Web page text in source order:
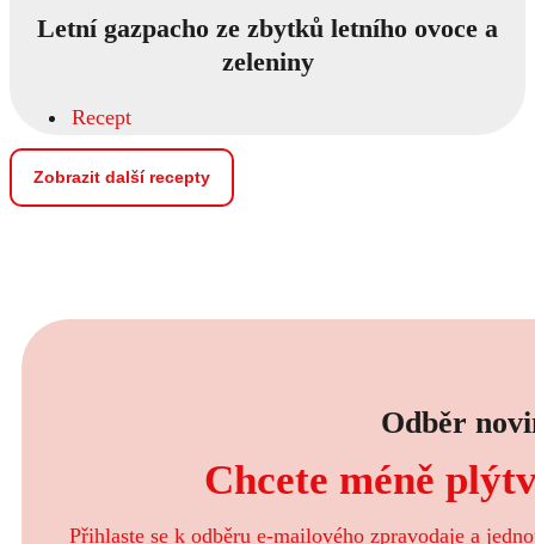
Letní gazpacho ze zbytků letního ovoce a
zeleniny
Recept
Zobrazit další recepty
Odběr
Chcete méně
Přihlaste se k odběru e-mailového zpravodaje a